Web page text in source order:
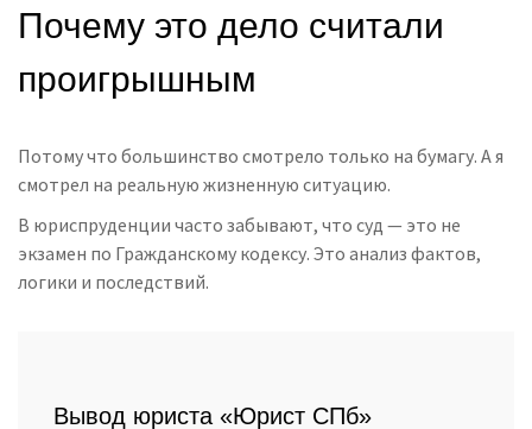
Почему это дело считали
проигрышным
Потому что большинство смотрело только на бумагу. А я
смотрел на реальную жизненную ситуацию.
В юриспруденции часто забывают, что суд — это не
экзамен по Гражданскому кодексу. Это анализ фактов,
логики и последствий.
Вывод юриста «Юрист СПб»